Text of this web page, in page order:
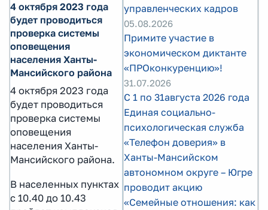
4 октября 2023 года
будет проводиться
проверка системы
оповещения
населения Ханты-
Мансийского района
4 октября 2023 года
будет проводиться
проверка системы
оповещения
населения Ханты-
Мансийского района.
В населенных пунктах
с 10.40 до 10.43
управленческих кадров
05.08.2026
Примите участие в
экономическом диктанте
«ПРОконкуренцию»!
31.07.2026
С 1 по 31августа 2026 года
Единая социально-
психологическая служба
«Телефон доверия» в
Ханты-Мансийском
автономном округе – Югре
проводит акцию
«Семейные отношения: как